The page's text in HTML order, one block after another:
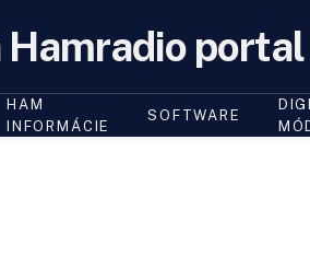
Hamradio portal
HAM
INFORMÁCIE
SOFTWARE